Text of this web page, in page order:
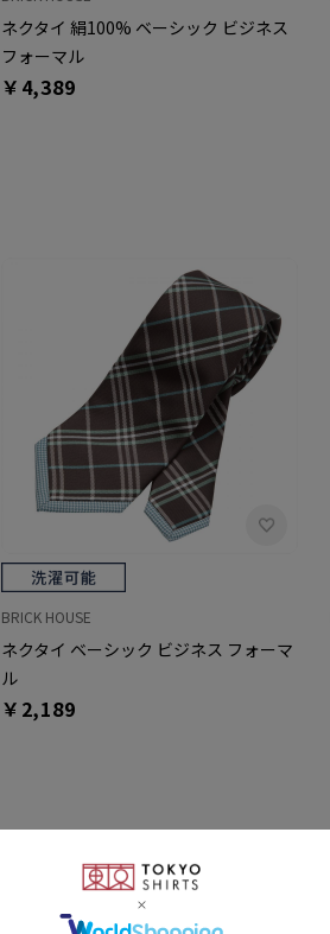
ネクタイ 絹100% ベーシック ビジネス
フォーマル
￥4,389
BRICK HOUSE
ネクタイ ベーシック ビジネス フォーマ
ル
￥2,189